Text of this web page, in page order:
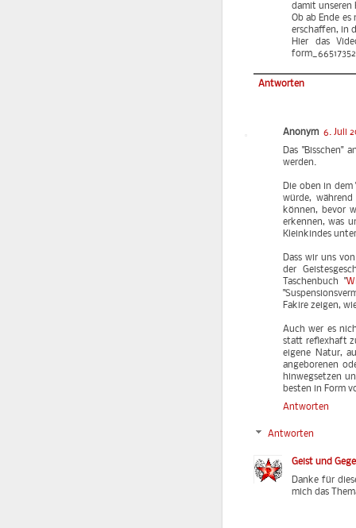
damit unseren
Ob ab Ende
erschaffen, in
Hier das
Antworten
Anonym 6. Juli
Das "Bisschen"
werden.
Die oben in dem
würde,
können, bevor
erkennen, was
Kleinkindes
Dass wir uns
der
Taschenbuch "
Fakire zeigen,
Auch wer es
statt reflexhaft
eigene Natur,
angeborenen
hinwegsetzen
besten in Form
Antworten
Antworten
Geist und
Danke für
mich das